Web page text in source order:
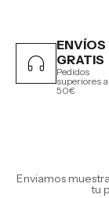
ENVÍOS
GRATIS
Pedidos
superiores a
50€
Enviamos
tu